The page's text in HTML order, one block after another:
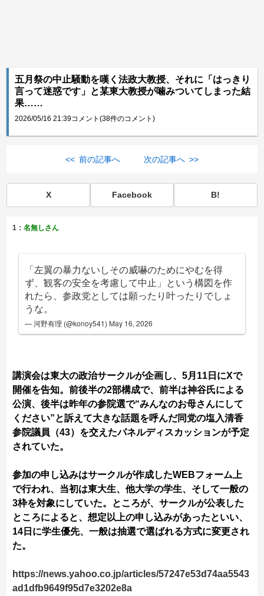
五月祭の中止騒動を嘆く法政大教授、それに「はっきり
言って迷惑です」と某東大教授が噛みついてしまった結
果……
2026/05/16 21:39コメント(38件のコメント)
<< 前の記事へ 次の記事へ >>
X Facebook B!
1：名無しさん
「左翼の暴力ないしその威嚇のためにやむを得
ず、観客の安全を考慮して中止」という構図を作
れたら、参政党としては願ったり叶ったりでしょ
うな。
— 河野有理 (@konoy541) May 16, 2026
講演会は東大の政治サークルが企画し、5月11日にXで
開催を告知。前後半の2部構成で、前半は神谷氏による
公演、後半は昨年の参院選で“みんなのお母さんにして
ください”と訴えて大きな話題を呼んだ同党の塩入清香
参院議員（43）を交えたパネルディスカッションが予定
されていた。
参加の申し込みはサークルが作成したWEBフォーム上
で行われ、当初は東大生、他大学の学生、そして一般の
3枠を対象にしていた。ところが、サークルが公表した
ところによると、想定以上の申し込みがあったといい、
14日に学生優先、一般は抽選で選ばれる方式に変更され
た。
https://news.yahoo.co.jp/articles/57247e53d74aa5543
ad1dfb9649f95d7e3202e8a